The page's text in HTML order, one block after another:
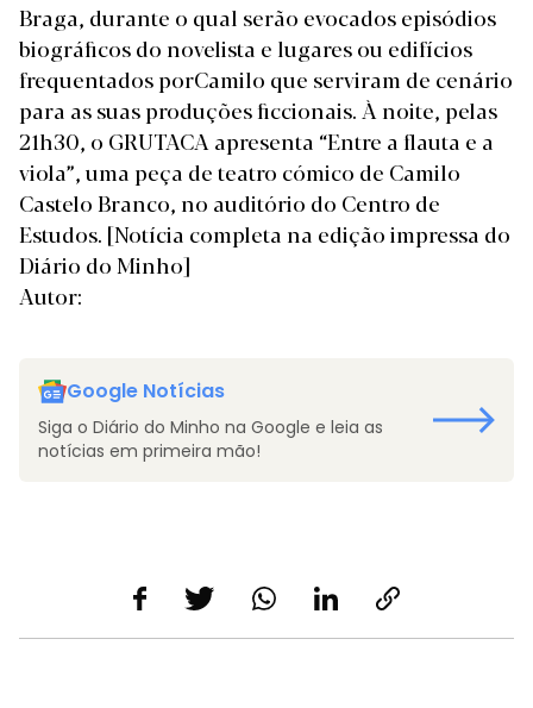
Braga, durante o qual serão evocados episódios
biográficos do novelista e lugares ou edifícios
frequentados porCamilo que serviram de cenário
para as suas produções ficcionais. À noite, pelas
21h30, o GRUTACA apresenta “Entre a flauta e a
viola”, uma peça de teatro cómico de Camilo
Castelo Branco, no auditório do Centro de
Estudos. [Notícia completa na edição impressa do
Diário do Minho]
Autor:
Google Notícias
Siga o Diário do Minho na Google e leia as
notícias em primeira mão!